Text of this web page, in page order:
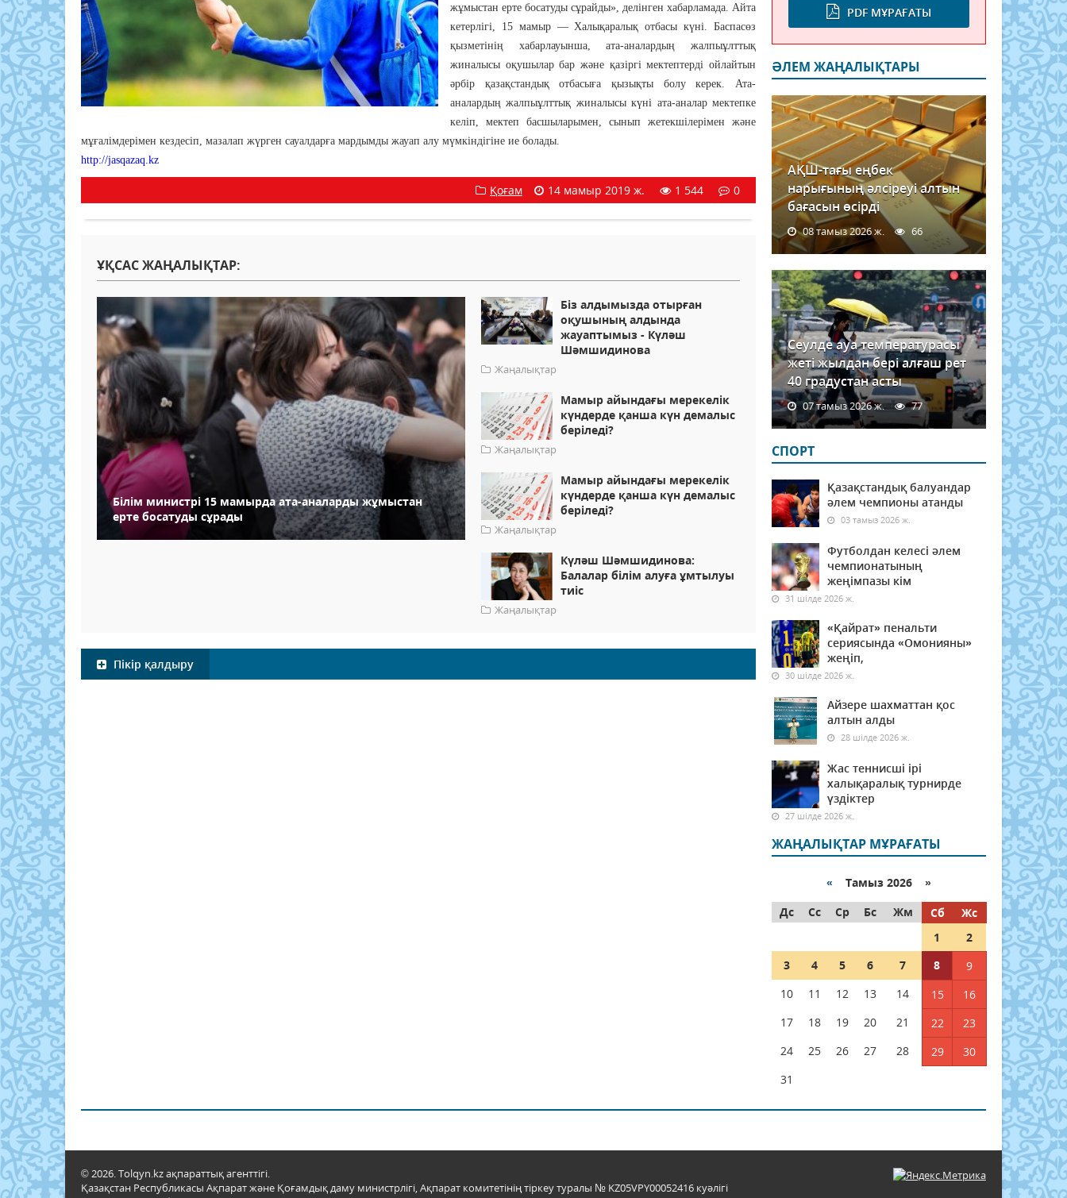
жұмыстан ерте босатуды сұрайды», делінген хабарламада. Айта
кетерлігі, 15 мамыр — Халықаралық отбасы күні. Баспасөз
қызметінің хабарлауынша, ата-аналардың жалпыұлттық
жиналысы оқушылар бар және қазіргі мектептерді ойлайтын
әрбір қазақстандық отбасыға қызықты болу керек. Ата-
аналардың жалпыұлттық жиналысы күні ата-аналар мектепке
келіп, мектеп басшыларымен, сынып жетекшілерімен және
мұғалімдерімен кездесіп, мазалап жүрген сауалдарға мардымды жауап алу мүмкіндігіне ие болады.
http://jasqazaq.kz
Қоғам 14 мамыр 2019 ж. 1 544 0
ҰҚСАС ЖАҢАЛЫҚТАР:
Білім министрі 15 мамырда ата-аналарды жұмыстан
ерте босатуды сұрады
Біз алдымызда отырған
оқушының алдында
жауаптымыз - Күләш
Шәмшидинова
Жаңалықтар
Мамыр айындағы мерекелік
күндерде қанша күн демалыс
беріледі?
Жаңалықтар
Мамыр айындағы мерекелік
күндерде қанша күн демалыс
беріледі?
Жаңалықтар
Күләш Шәмшидинова:
Балалар білім алуға ұмтылуы
тиіс
Жаңалықтар
Пікір қалдыру
PDF МҰРАҒАТЫ
ӘЛЕМ ЖАҢАЛЫҚТАРЫ
АҚШ-тағы еңбек
нарығының әлсіреуі алтын
бағасын өсірді
08 тамыз 2026 ж. 66
Сеулде ауа температурасы
жеті жылдан бері алғаш рет
40 градустан асты
07 тамыз 2026 ж. 77
СПОРТ
Қазақстандық балуандар
әлем чемпионы атанды
03 тамыз 2026 ж.
Футболдан келесі әлем
чемпионатының
жеңімпазы кім
31 шілде 2026 ж.
«Қайрат» пенальти
сериясында «Омонияны»
жеңіп,
30 шілде 2026 ж.
Айзере шахматтан қос
алтын алды
28 шілде 2026 ж.
Жас теннисші ірі
халықаралық турнирде
үздіктер
27 шілде 2026 ж.
ЖАҢАЛЫҚТАР МҰРАҒАТЫ
« Тамыз 2026 »
Дс
Сс Ср Бс Жм Сб
Жс
1
2
3
4 5 6 7 8
9
10
11 12 13 14 15
16
17
18 19 20 21 22
23
24
25 26 27 28 29
30
31
© 2026. Tolqyn.kz ақпараттық агенттігі.
Қазақстан Республикасы Ақпарат және Қоғамдық даму министрлігі, Ақпарат комитетінің тіркеу туралы № KZ05VPY00052416 куәлігі